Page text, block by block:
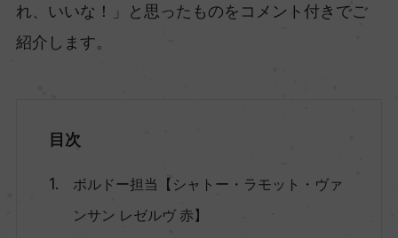
れ、いいな！」と思ったものをコメント付きでご
紹介します。
目次
ボルドー担当【シャトー・ラモット・ヴァ
ンサン レゼルヴ 赤】